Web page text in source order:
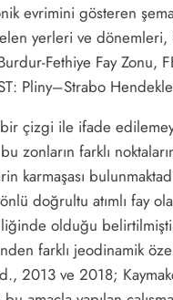
evrimini gösteren
yerleri ve
Fethiye Fay Zonu,
Pliny–Strabo
çizgi ile ifade
farklı
karmaşası
doğrultu atımlı fay
olduğu
farklı jeodinamik
2013 ve 2018;